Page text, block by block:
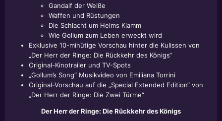
Gandalf der Weiße
Waffen und Rüstungen
Die Schlacht um Helms Klamm
Wie Gollum zum Leben erweckt wird
Exklusive 10-minütige Vorschau hinter die Kulissen von
„Der Herr der Ringe: Die Rückkehr des Königs“
Original-Kinotrailer und TV-Spots
„Gollum’s Song“ Musikvideo von Emiliana Torrini
Original-Vorschau auf die „Special Extended Edition“ von
„Der Herr der Ringe: Die Zwei Türme“
Der Herr der Ringe: Die Rückkehr des Königs